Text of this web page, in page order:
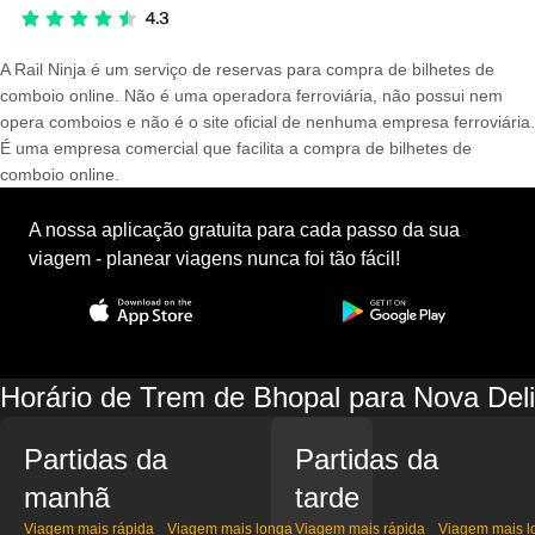
A Rail Ninja é um serviço de reservas para compra de bilhetes de
comboio online. Não é uma operadora ferroviária, não possui nem
opera comboios e não é o site oficial de nenhuma empresa ferroviária.
É uma empresa comercial que facilita a compra de bilhetes de
comboio online.
A nossa aplicação gratuita para cada passo da sua
viagem - planear viagens nunca foi tão fácil!
Horário de Trem de Bhopal para Nova Deli
Partidas da
manhã
Viagem mais rápida Viagem mais longa
Partidas da
tarde
Viagem mais rápida Viagem mais